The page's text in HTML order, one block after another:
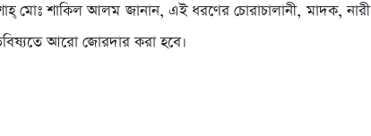
মোঃ শাকিল আলম জানান, এই ধরণের চোরাচালানী, মাদক, নারী
আরো জোরদার করা হবে।